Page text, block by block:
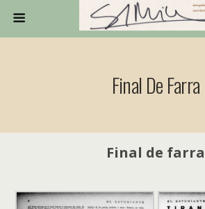
Final De Farra
Final de farra